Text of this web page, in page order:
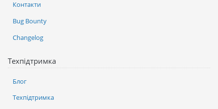
Контакти
Bug Bounty
Changelog
Техпідтримка
Блог
Техпідтримка